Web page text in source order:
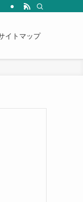
イトマップ